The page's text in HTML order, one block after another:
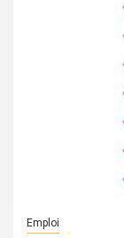
Emploi